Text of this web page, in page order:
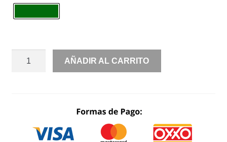
SATÍN
CIRCULAR
AÑADIR AL CARRITO